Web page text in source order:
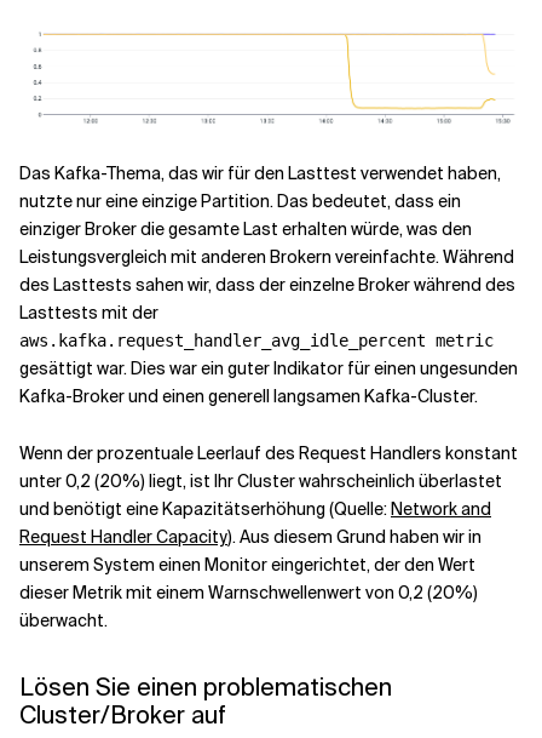
Das Kafka-Thema, das wir für den Lasttest verwendet haben,
nutzte nur eine einzige Partition. Das bedeutet, dass ein
einziger Broker die gesamte Last erhalten würde, was den
Leistungsvergleich mit anderen Brokern vereinfachte. Während
des Lasttests sahen wir, dass der einzelne Broker während des
Lasttests mit der
aws.kafka.request_handler_avg_idle_percent metric
gesättigt war. Dies war ein guter Indikator für einen ungesunden
Kafka-Broker und einen generell langsamen Kafka-Cluster.
Wenn der prozentuale Leerlauf des Request Handlers konstant
unter 0,2 (20%) liegt, ist Ihr Cluster wahrscheinlich überlastet
und benötigt eine Kapazitätserhöhung (Quelle:Network and
Request Handler Capacity). Aus diesem Grund haben wir in
unserem System einen Monitor eingerichtet, der den Wert
dieser Metrik mit einem Warnschwellenwert von 0,2 (20%)
überwacht.
Lösen Sie einen problematischen
Cluster/Broker auf